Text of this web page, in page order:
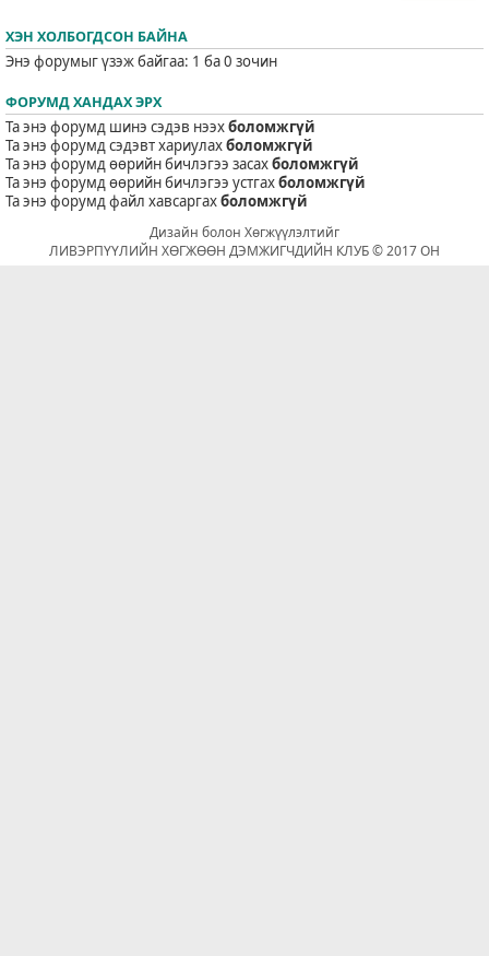
ХЭН ХОЛБОГДСОН БАЙНА
Энэ форумыг үзэж байгаа: 1 ба 0 зочин
ФОРУМД ХАНДАХ ЭРХ
Та энэ форумд шинэ сэдэв нээхболомжгүй
Та энэ форумд сэдэвт хариулахболомжгүй
Та энэ форумд өөрийн бичлэгээ засахболомжгүй
Та энэ форумд өөрийн бичлэгээ устгахболомжгүй
Та энэ форумд файл хавсаргахболомжгүй
Дизайн болон Хөгжүүлэлтийг
ЛИВЭРПҮҮЛИЙН ХӨГЖӨӨН ДЭМЖИГЧДИЙН КЛУБ © 2017 ОН